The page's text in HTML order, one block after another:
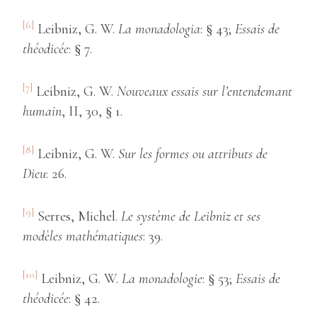
[6] Leibniz, G. W. La monadologia: § 43; Essais de
théodicée: § 7.
[7] Leibniz, G. W. Nouveaux essais sur l’entendemant
humain, II, 30, § 1.
[8] Leibniz, G. W. Sur les formes ou attributs de
Dieu: 26.
[9] Serres, Michel. Le système de Leibniz et ses
modèles mathématiques: 39.
[10] Leibniz, G. W. La monadologie: § 53; Essais de
théodicée: § 42.